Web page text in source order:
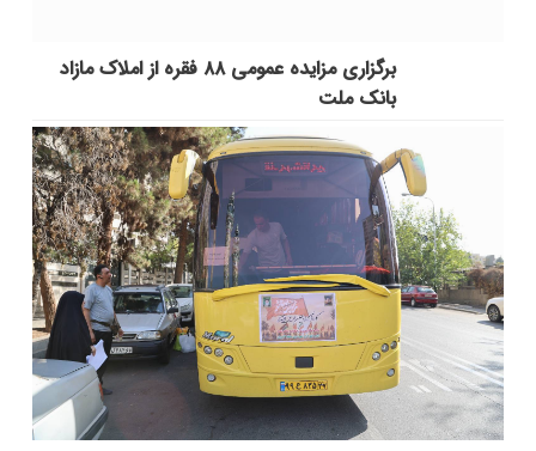
برگزاری مزایده عمومی ۸۸ فقره از املاک مازاد
بانک ملت